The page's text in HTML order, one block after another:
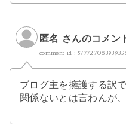
匿名 さんのコメン
comment id :
ブログ主を擁護する訳
関係ないとは言わんが